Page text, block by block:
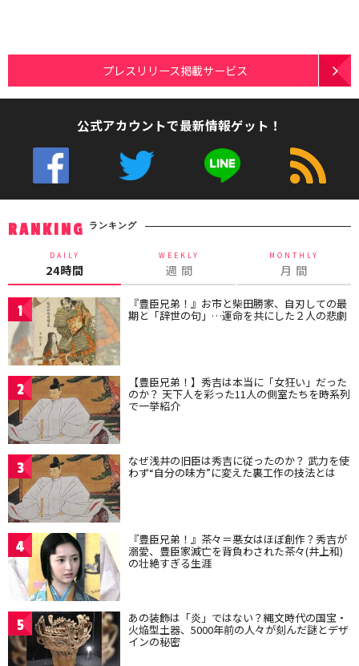
プレスリリース掲載サービス
公式アカウントで最新情報ゲット！
RANKING ランキング
DAILY
24時間
WEEKLY
週 間
MONTHLY
月 間
1 『豊臣兄弟！』お市と柴田勝家、自刃しての最
期と「辞世の句」…運命を共にした２人の悲劇
2 【豊臣兄弟！】秀吉は本当に「女狂い」だった
のか？ 天下人を彩った11人の側室たちを時系列
で一挙紹介
3 なぜ浅井の旧臣は秀吉に従ったのか？ 武力を使
わず“自分の味方”に変えた裏工作の技法とは
4 『豊臣兄弟！』茶々＝悪女はほぼ創作？秀吉が
溺愛、豊臣家滅亡を背負わされた茶々(井上和)
の壮絶すぎる生涯
5 あの装飾は「炎」ではない？縄文時代の国宝・
火焔型土器、5000年前の人々が刻んだ謎とデザ
インの秘密